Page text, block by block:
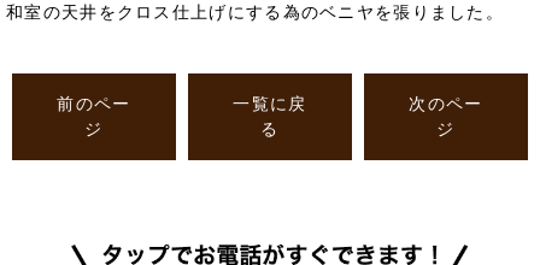
和室の天井をクロス仕上げにする為のベニヤを張りました。
前のペー
ジ
一覧に戻
る
次のペー
ジ